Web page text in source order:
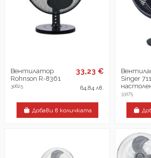
Вентилатор
Rohnson R-8361
30625
33,23 €
64,84 лв.
Добави в количката
Singer
33175